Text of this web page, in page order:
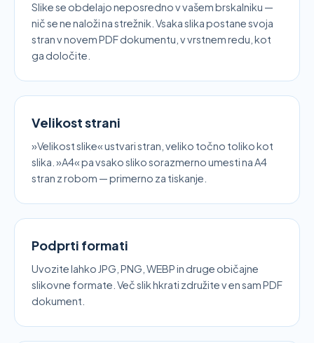
Slike se obdelajo neposredno v vašem brskalniku —
nič se ne naloži na strežnik. Vsaka slika postane svoja
stran v novem PDF dokumentu, v vrstnem redu, kot
ga določite.
Velikost strani
»Velikost slike« ustvari stran, veliko točno toliko kot
slika. »A4« pa vsako sliko sorazmerno umesti na A4
stran z robom — primerno za tiskanje.
Podprti formati
Uvozite lahko JPG, PNG, WEBP in druge običajne
slikovne formate. Več slik hkrati združite v en sam PDF
dokument.